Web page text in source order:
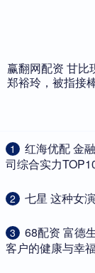
赢翻网配资 甘比
郑裕玲，被指接
1
红海优配 金
司综合实力
2 七星 这种女
3
​68配资 富德
客户的健康与幸